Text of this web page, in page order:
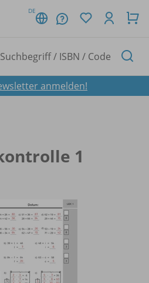
DE
anmelden!
1